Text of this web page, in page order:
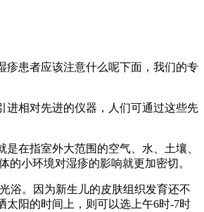
疹患者应该注意什么呢下面，我们的专
相对先进的仪器，人们可通过这些先
在指室外大范围的空气、水、土壤、
小环境对湿疹的影响就更加密切。
浴。因为新生儿的皮肤组织发育还不
阳的时间上，则可以选上午6时-7时